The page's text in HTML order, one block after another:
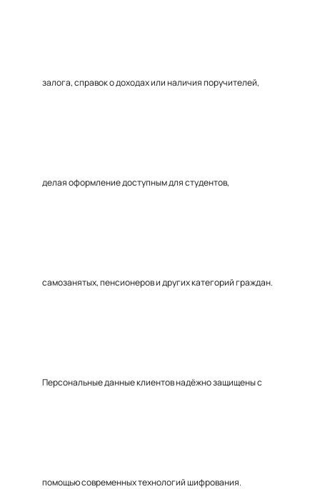
залога, справок о доходах или наличия поручителей,
делая оформление доступным для студентов,
самозанятых, пенсионеров и других категорий граждан.
Персональные данные клиентов надёжно защищены с
помощью современных технологий шифрования.